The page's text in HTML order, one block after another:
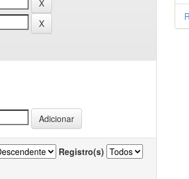
Registro(s)